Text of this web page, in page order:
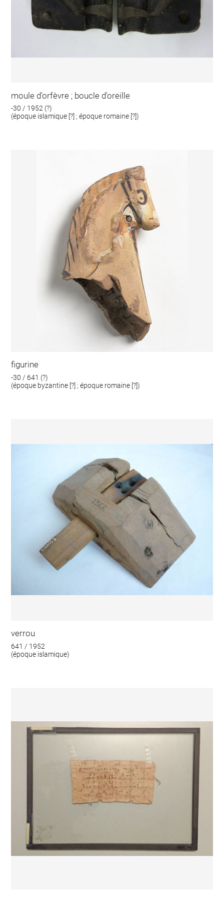
moule d'orfèvre ; boucle d'oreille
-30 / 1952 (?)
(époque islamique [?] ; époque romaine [?])
figurine
-30 / 641 (?)
(époque byzantine [?] ; époque romaine [?])
verrou
641 / 1952
(époque islamique)